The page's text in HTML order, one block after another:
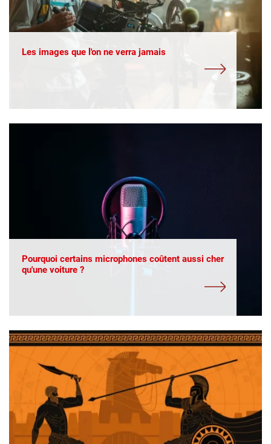
Les images que l'on ne verra jamais
Pourquoi certains microphones coûtent aussi cher
qu'une voiture ?